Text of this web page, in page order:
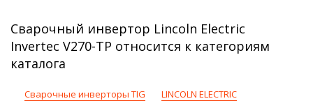
Сварочный инвертор Lincoln Electric
Invertec V270-TP относится к категориям
каталога
Сварочные инверторы TIG
LINCOLN ELECTRIC